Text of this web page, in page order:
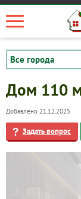
Дом 110
Добавлено 21.12.2025
Задать вопрос